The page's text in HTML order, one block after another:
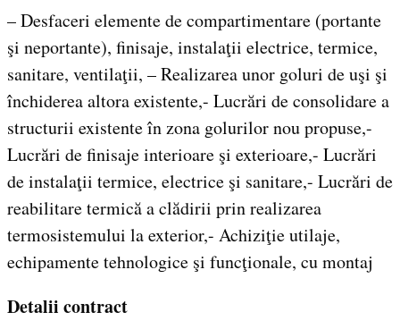
– Desfaceri elemente de compartimentare (portante
şi neportante), finisaje, instalaţii electrice, termice,
sanitare, ventilaţii, – Realizarea unor goluri de uşi şi
închiderea altora existente,- Lucrări de consolidare a
structurii existente în zona golurilor nou propuse,-
Lucrări de finisaje interioare şi exterioare,- Lucrări
de instalaţii termice, electrice şi sanitare,- Lucrări de
reabilitare termică a clădirii prin realizarea
termosistemului la exterior,- Achiziţie utilaje,
echipamente tehnologice şi funcţionale, cu montaj
Detalii contract